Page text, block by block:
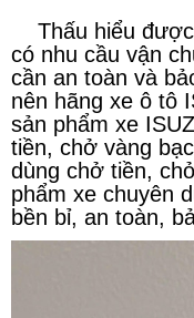
Thấu hiểu được
có nhu cầu vận
cần an toàn và
nên hãng xe ô tô
sản phẩm xe
tiền, chở vàng
dùng chở tiền,
phẩm xe chuyên
bền bỉ, an toàn,